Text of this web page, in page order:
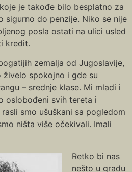
je takođe bilo besplatno za
sigurno do penzije. Niko se nije
posla ostati na ulici usled
kredit.
zemalja od Jugoslavije,
živelo spokojno i gde su
– srednje klase. Mi mladi i
oslobođeni svih tereta i
smo ušuškani sa pogledom
ništa više očekivali. Imali
Retko bi nas
nešto u gradu